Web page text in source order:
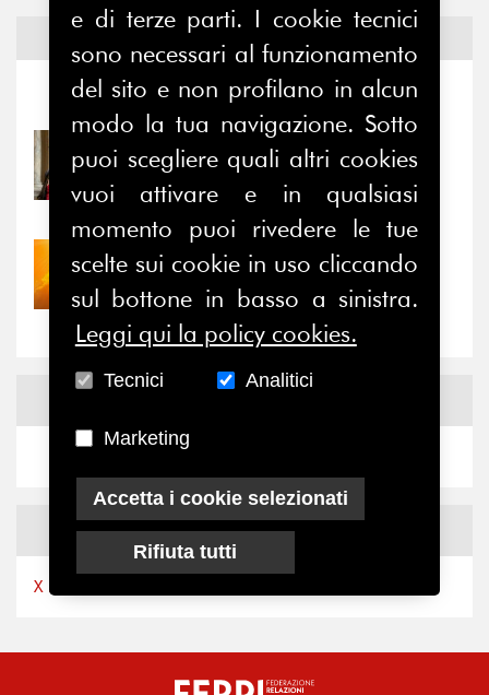
Notizie ed
Notizie-Eventi
31/07/2026
Prima della pausa estiva,
il valore di...
30/07/2026
Nove anni dopo la
“grande cecità”: la...
NewsX
X by Ferpi2puntozero
e di terze parti. I cookie tecnici
sono necessari al funzionamento
del sito e non profilano in alcun
modo la tua navigazione. Sotto
puoi scegliere quali altri cookies
vuoi attivare e in qualsiasi
momento puoi rivedere le tue
scelte sui cookie in uso cliccando
sul bottone in basso a sinistra.
Leggi qui la policy cookies.
Tecnici Analitici
Marketing
Accetta i cookie selezionati
Rifiuta tutti